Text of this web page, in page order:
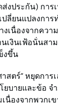
ส่งประกัน) การ
ปลี่ยนแปลงการ
เนื่องจากควา
นเงินเฟ้อนั่นสา
งขึ้น
สตร์” หยุดการ
ยบายและข้อ จ
นื่องจากพวกเ